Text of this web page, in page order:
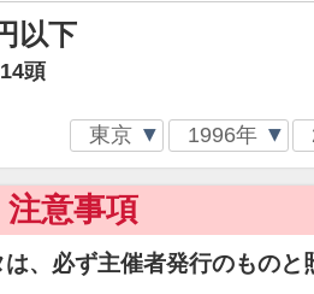
以下
頭
注意事項
、必ず主催者発行のものと